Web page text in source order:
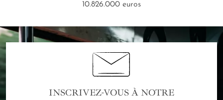
10.826.000 euros
INSCRIVEZ-VOUS À NOTRE